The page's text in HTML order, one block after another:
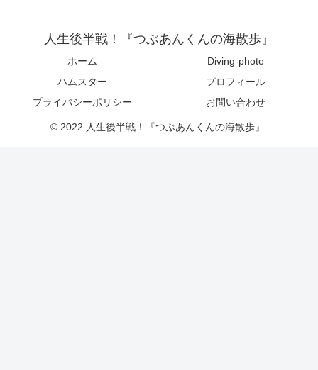
人生後半戦！『つぶあんくんの海散歩』
ホーム
Diving-photo
ハムスター
プロフィール
プライバシーポリシー
お問い合わせ
© 2022 人生後半戦！『つぶあんくんの海散歩』.